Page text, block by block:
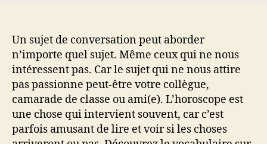
Un sujet de conversation peut aborder
n’importe quel sujet. Même ceux qui ne nous
intéressent pas. Car le sujet qui ne nous attire
pas passionne peut-être votre collègue,
camarade de classe ou ami(e). L’horoscope est
une chose qui intervient souvent, car c’est
parfois amusant de lire et voir si les choses